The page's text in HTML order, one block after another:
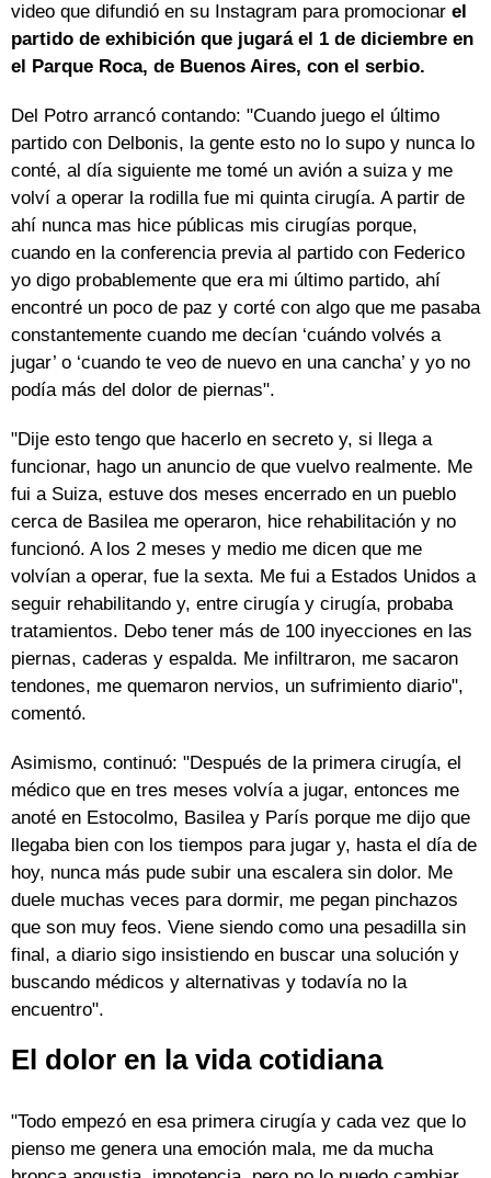
video que difundió en su Instagram para promocionar el
partido de exhibición que jugará el 1 de diciembre en
el Parque Roca, de Buenos Aires, con el serbio.
Del Potro arrancó contando: "Cuando juego el último
partido con Delbonis, la gente esto no lo supo y nunca lo
conté, al día siguiente me tomé un avión a suiza y me
volví a operar la rodilla fue mi quinta cirugía. A partir de
ahí nunca mas hice públicas mis cirugías porque,
cuando en la conferencia previa al partido con Federico
yo digo probablemente que era mi último partido, ahí
encontré un poco de paz y corté con algo que me pasaba
constantemente cuando me decían ‘cuándo volvés a
jugar’ o ‘cuando te veo de nuevo en una cancha’ y yo no
podía más del dolor de piernas".
"Dije esto tengo que hacerlo en secreto y, si llega a
funcionar, hago un anuncio de que vuelvo realmente. Me
fui a Suiza, estuve dos meses encerrado en un pueblo
cerca de Basilea me operaron, hice rehabilitación y no
funcionó. A los 2 meses y medio me dicen que me
volvían a operar, fue la sexta. Me fui a Estados Unidos a
seguir rehabilitando y, entre cirugía y cirugía, probaba
tratamientos. Debo tener más de 100 inyecciones en las
piernas, caderas y espalda. Me infiltraron, me sacaron
tendones, me quemaron nervios, un sufrimiento diario",
comentó.
Asimismo, continuó: "Después de la primera cirugía, el
médico que en tres meses volvía a jugar, entonces me
anoté en Estocolmo, Basilea y París porque me dijo que
llegaba bien con los tiempos para jugar y, hasta el día de
hoy, nunca más pude subir una escalera sin dolor. Me
duele muchas veces para dormir, me pegan pinchazos
que son muy feos. Viene siendo como una pesadilla sin
final, a diario sigo insistiendo en buscar una solución y
buscando médicos y alternativas y todavía no la
encuentro".
El dolor en la vida cotidiana
"Todo empezó en esa primera cirugía y cada vez que lo
pienso me genera una emoción mala, me da mucha